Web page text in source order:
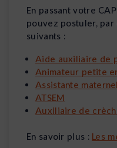
En passant votre
pouvez postuler,
suivants :
Aide auxiliaire de
Animateur petite
Assistante
ATSEM
Auxiliaire de
En savoir plus : Les